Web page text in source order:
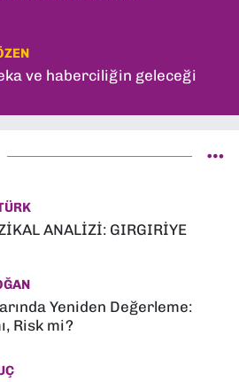
ve haberciliğin geleceği
ANALİZİ: GIRGIRİYE
Yeniden Değerleme:
Risk mi?